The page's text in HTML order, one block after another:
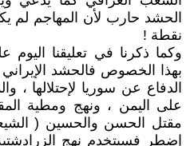
الحشد حارب لأن المهاجم
نقطة !
وكما ذكرنا في تعليقنا
بهذا الخصوص فالحشد
الدفاع عن سوريا لإحتلالها ،
على اليمن ، ونهج ومطية
مقتل الحسن والحسين (
إضطر فسيتخدم نهج